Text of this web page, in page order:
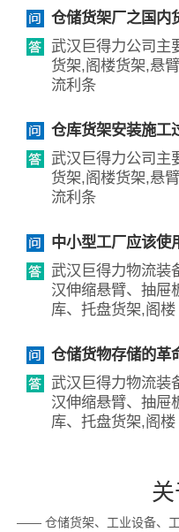
仓储货架厂之国内
武汉巨得力公司主
货架,阁楼货架,悬
流利条
仓库货架安装施工
武汉巨得力公司主
货架,阁楼货架,悬
流利条
中小型工厂应该使
武汉巨得力物流装
汉伸缩悬臂、抽屉
库、托盘货架,阁楼
仓储货物存储的革
武汉巨得力物流装
汉伸缩悬臂、抽屉
库、托盘货架,阁楼
—— 仓储货架、工业设备、